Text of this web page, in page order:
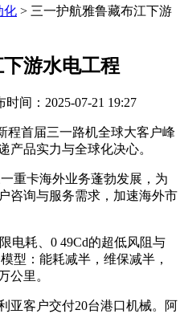
化 > 三一护航雅鲁藏布江下游
游水电工程
时间：2025-07-21 19:27
首届三一路机全球大客户峰
产品实力与全球化决心。
卡海外业务蓬勃发展，为
咨询与服务需求，加速海外市
耗、0 49Cd的超低风阻与
型：能耗减半，维保减半，
公里。
客户交付20台港口机械。阿